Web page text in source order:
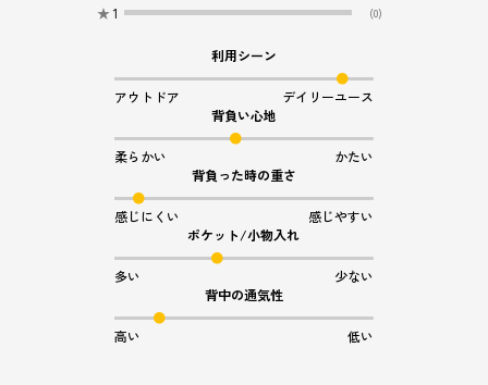
★ 1 (0)
利用シーン
アウトドア
デイリーユース
背負い心地
柔らかい
かたい
背負った時の重さ
感じにくい
感じやすい
ポケット/小物入れ
多い
少ない
背中の通気性
高い 低い